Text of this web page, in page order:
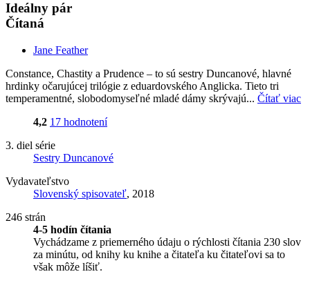
Ideálny pár
Čítaná
Jane Feather
Constance, Chastity a Prudence – to sú sestry Duncanové, hlavné
hrdinky očarujúcej trilógie z eduardovského Anglicka. Tieto tri
temperamentné, slobodomyseľné mladé dámy skrývajú... Čítať viac
4,2 17 hodnotení
3. diel série
Sestry Duncanové
Vydavateľstvo
Slovenský spisovateľ, 2018
246 strán
4-5 hodín čítania
Vychádzame z priemerného údaju o rýchlosti čítania 230 slov
za minútu, od knihy ku knihe a čitateľa ku čitateľovi sa to
však môže líšiť.